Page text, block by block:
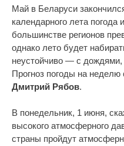
Май в Беларуси
календарного лета погода
большинстве регионов
однако лето будет
неустойчиво — с
Прогноз погоды на
Дмитрий Рябов.
В понедельник, 1 июня,
высокого атмосферного
страны пройдут